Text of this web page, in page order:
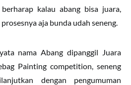
kalau abang bisa juara,
aja bunda udah seneng.
nama Abang dipanggil Juara
Painting competition, seneng
dengan pengumuman